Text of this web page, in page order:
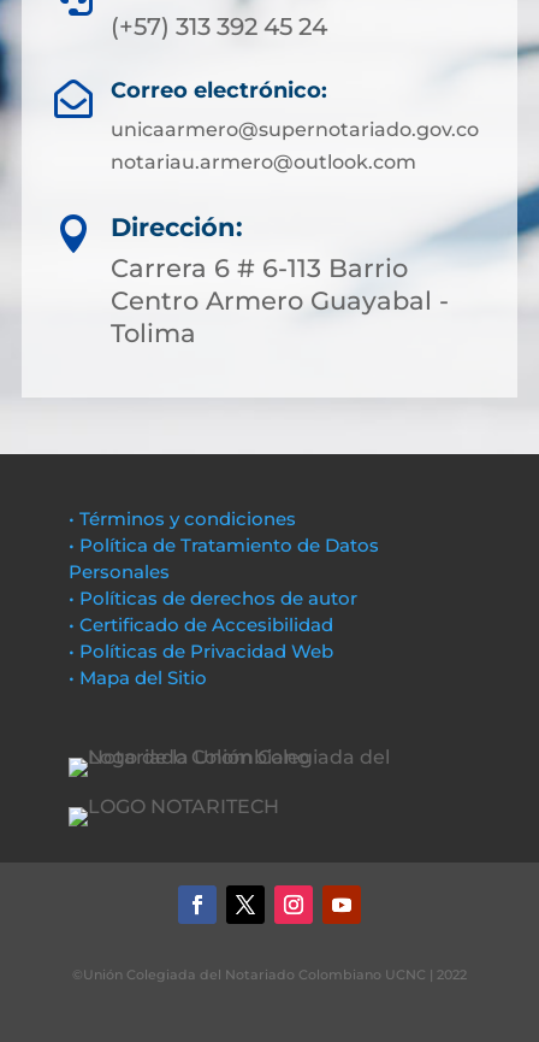
(+57) 313 392 45 24
 Correo electrónico:
unicaarmero@supernotariado.gov.co
notariau.armero@outlook.com

Dirección:
Carrera 6 # 6-113 Barrio
Centro Armero Guayabal -
Tolima
• Términos y condiciones
• Política de Tratamiento de Datos
Personales
• Políticas de derechos de autor
• Certificado de Accesibilidad
• Políticas de Privacidad Web
• Mapa del Sitio
©Unión Colegiada del Notariado Colombiano UCNC | 2022